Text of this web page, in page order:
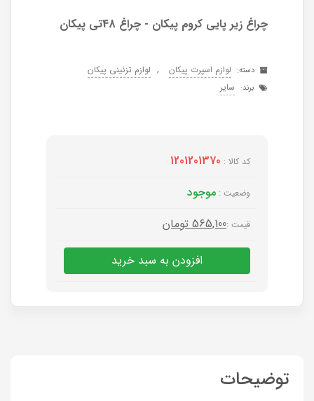
چراغ زیر پایی کروم پیکان - چراغ 48تی پیکان
دسته: لوازم اسپرت پیکان , لوازم تزئینی پیکان
برند: سایر
کد کالا : 1201201370
وضعیت : موجود
قیمت :565,100 تومان
افزودن به سبد خرید
توضیحات